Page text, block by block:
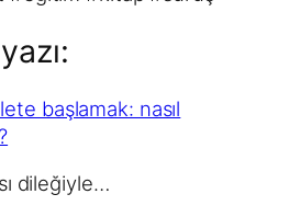
başlamak: nasıl
dileğiyle…